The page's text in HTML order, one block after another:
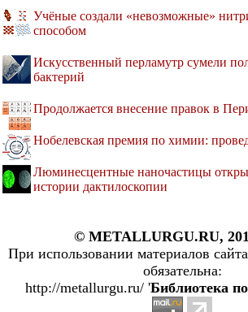
Учёные создали «невозможные»
способом
Искусственный перламутр сумели
бактерий
Продолжается внесение правок в
Нобелевская премия по химии:
Люминесцентные наночастицы
истории дактилоскопии
© METALLURGU.RU,
При использовании материалов
обязательна:
http://metallurgu.ru/ 'Библиотека